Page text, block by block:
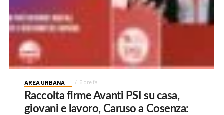
AREA URBANA 5 ore fa
Raccolta firme Avanti PSI su casa,
giovani e lavoro, Caruso a Cosenza: